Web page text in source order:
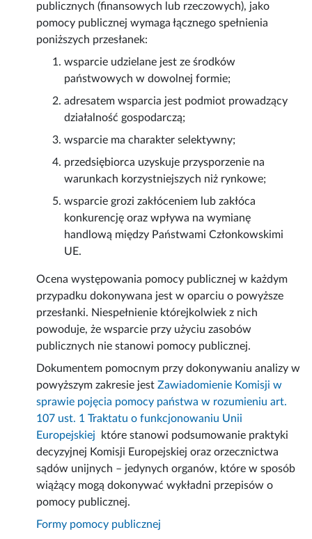
publicznych (finansowych lub rzeczowych), jako
pomocy publicznej wymaga łącznego spełnienia
poniższych przesłanek:
wsparcie udzielane jest ze środków
państwowych w dowolnej formie;
adresatem wsparcia jest podmiot prowadzący
działalność gospodarczą;
wsparcie ma charakter selektywny;
przedsiębiorca uzyskuje przysporzenie na
warunkach korzystniejszych niż rynkowe;
wsparcie grozi zakłóceniem lub zakłóca
konkurencję oraz wpływa na wymianę
handlową między Państwami Członkowskimi
UE.
Ocena występowania pomocy publicznej w każdym
przypadku dokonywana jest w oparciu o powyższe
przesłanki. Niespełnienie którejkolwiek z nich
powoduje, że wsparcie przy użyciu zasobów
publicznych nie stanowi pomocy publicznej.
Dokumentem pomocnym przy dokonywaniu analizy w
powyższym zakresie jestZawiadomienie Komisji w
sprawie pojęcia pomocy państwa w rozumieniu art.
107 ust. 1 Traktatu o funkcjonowaniu Unii
Europejskiej
które stanowi podsumowanie praktyki
decyzyjnej Komisji Europejskiej oraz orzecznictwa
sądów unijnych – jedynych organów, które w sposób
wiążący mogą dokonywać wykładni przepisów o
pomocy publicznej.
Formy pomocy publicznej